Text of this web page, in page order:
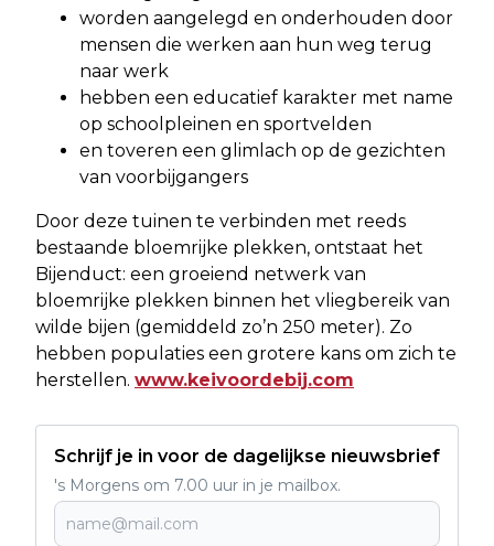
worden aangelegd en onderhouden door
mensen die werken aan hun weg terug
naar werk
hebben een educatief karakter met name
op schoolpleinen en sportvelden
en toveren een glimlach op de gezichten
van voorbijgangers
Door deze tuinen te verbinden met reeds
bestaande bloemrijke plekken, ontstaat het
Bijenduct: een groeiend netwerk van
bloemrijke plekken binnen het vliegbereik van
wilde bijen (gemiddeld zo’n 250 meter). Zo
hebben populaties een grotere kans om zich te
herstellen. www.keivoordebij.com
Schrijf je in voor de dagelijkse nieuwsbrief
's Morgens om 7.00 uur in je mailbox.